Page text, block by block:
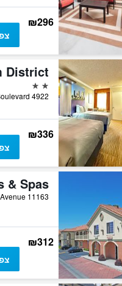
₪296
2 כוכבים
₪336
₪312